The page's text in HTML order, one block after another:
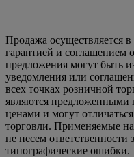
Продажа осуществляется
гарантией и соглашением
предложения могут быть
уведомления или
всех точках розничной
являются предложенными
ценами и могут
торговли. Применяемые
не несем
типографические ошибки.